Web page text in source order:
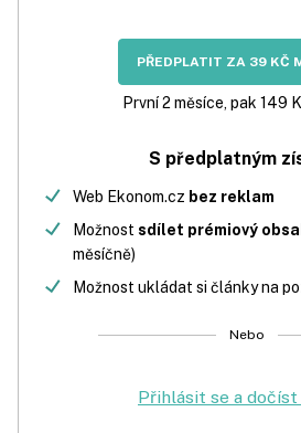
PŘEDPLATIT ZA 39 KČ
První 2 měsíce, pak 149
S předplatným
Web Ekonom.cz bez reklam
Možnost sdílet prémiový
měsíčně)
Možnost ukládat si články na
Nebo
Přihlásit se a